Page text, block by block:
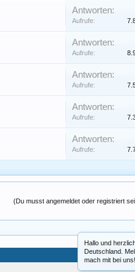
Hallo und
Deutschland.
mach mit bei uns!
Antworten:
Aufrufe:
Antworten:
Aufrufe:
Antworten:
Aufrufe:
Antworten:
Aufrufe:
Antworten:
Aufrufe:
(Du musst angemeldet oder registriert